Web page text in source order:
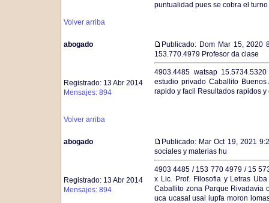
puntualidad pues se cobra el
Volver arriba
abogado
Registrado: 13 Abr 2014
Mensajes: 894
Publicado: Dom Mar 15, 2020
153.770.4979 Profesor da clase
4903.4485 watsap
estudio privado Caballito
rapido y facil Resultados rapidos
Volver arriba
abogado
Registrado: 13 Abr 2014
Mensajes: 894
Publicado: Mar Oct 19, 2021
sociales y materias hu
4903 4485 / 153 770 4979 / 15
x Lic. Prof. Filosofia y Letras
Caballito zona Parque Rivadavia
uca ucasal usal iupfa moron